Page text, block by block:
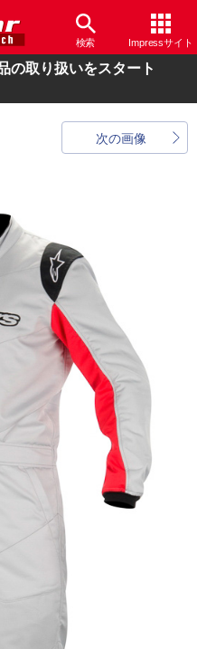
検索 Impressサイト
の取り扱いをスタート
次の画像